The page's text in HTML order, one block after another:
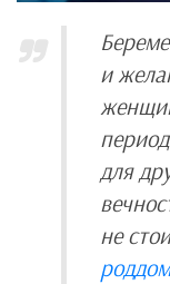
и
для
не